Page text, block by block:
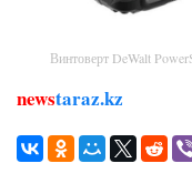
Винтоверт DeWalt
newstaraz.kz